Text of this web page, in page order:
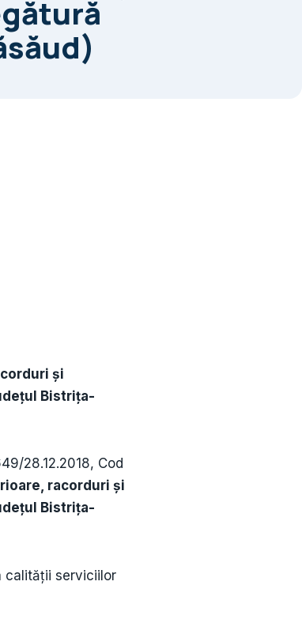
și
Bistrița-
28.12.2018, Cod
racorduri și
Bistrița-
calității serviciilor